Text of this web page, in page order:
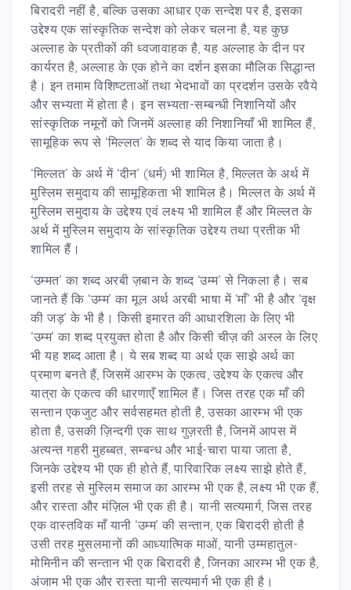
बिरादरी नहीं है, बल्कि उसका आधार एक सन्देश पर है, इसका
उद्देश्य एक सांस्कृतिक सन्देश को लेकर चलना है, यह कुछ
अल्लाह के प्रतीकों की ध्वजावाहक है, यह अल्लाह के दीन पर
कार्यरत है, अल्लाह के एक होने का दर्शन इसका मौलिक सिद्धान्त
है। इन तमाम विशिष्टताओं तथा भेदभावों का प्रदर्शन उसके रवैये
और सभ्यता में होता है। इन सभ्यता-सम्बन्धी निशानियों और
सांस्कृतिक नमूनों को जिनमें अल्लाह की निशानियाँ भी शामिल हैं,
सामूहिक रूप से ‘मिल्लत’ के शब्द से याद किया जाता है।
‘मिल्लत’ के अर्थ में ‘दीन’ (धर्म) भी शामिल है, मिल्लत के अर्थ में
मुस्लिम समुदाय की सामूहिकता भी शामिल है। मिल्लत के अर्थ में
मुस्लिम समुदाय के उद्देश्य एवं लक्ष्य भी शामिल हैं और मिल्लत के
अर्थ में मुस्लिम समुदाय के सांस्कृतिक उद्देश्य तथा प्रतीक भी
शामिल हैं।
‘उम्मत’ का शब्द अरबी ज़बान के शब्द ‘उम्म’ से निकला है। सब
जानते हैं कि ‘उम्म’ का मूल अर्थ अरबी भाषा में ‘माँ’ भी है और ‘वृक्ष
की जड़’ के भी है। किसी इमारत की आधारशिला के लिए भी
‘उम्म’ का शब्द प्रयुक्त होता है और किसी चीज़ की अस्ल के लिए
भी यह शब्द आता है। ये सब शब्द या अर्थ एक साझे अर्थ का
प्रमाण बनते हैं, जिसमें आरम्भ के एकत्व, उद्देश्य के एकत्व और
यात्रा के एकत्व की धारणाएँ शामिल हैं। जिस तरह एक माँ की
सन्तान एकजुट और सर्वसहमत होती है, उसका आरम्भ भी एक
होता है, उसकी ज़िन्दगी एक साथ गुज़रती है, जिनमें आपस में
अत्यन्त गहरी मुहब्बत, सम्बन्ध और भाई-चारा पाया जाता है,
जिनके उद्देश्य भी एक ही होते हैं, पारिवारिक लक्ष्य साझे होते हैं,
इसी तरह से मुस्लिम समाज का आरम्भ भी एक है, लक्ष्य भी एक हैं,
और रास्ता और मंज़िल भी एक ही है। यानी सत्यमार्ग, जिस तरह
एक वास्तविक माँ यानी ‘उम्म’ की सन्तान, एक बिरादरी होती है
उसी तरह मुसलमानों की आध्यात्मिक माओं, यानी उम्महातुल-
मोमिनीन की सन्तान भी एक बिरादरी है, जिनका आरम्भ भी एक है,
अंजाम भी एक और रास्ता यानी सत्यमार्ग भी एक ही है।